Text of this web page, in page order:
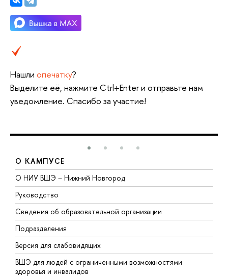
Нашли опечатку?
ыделите её, нажмите Ctrl+Enter и отправьте нам
уведомление. Спасибо за участие!
О КАМПУСЕ
О НИУ ВШЭ – Нижний Новгород
Руководство
Сведения об образовательной организации
Подразделения
ерсия для слабовидящих
ШЭ для людей с ограниченными возможностями
здоровья и инвалидо